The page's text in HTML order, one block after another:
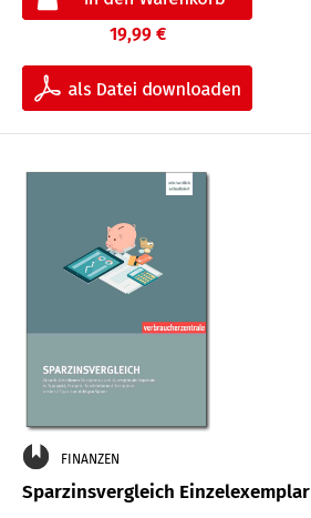
19,99 €
FINANZEN
Sparzinsvergleich Einzelexemplar